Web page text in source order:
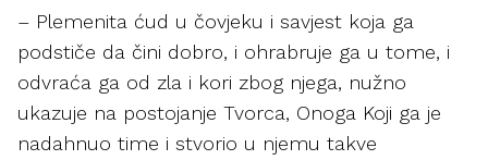
– Plemenita ćud u čovjeku i savjest koja ga
podstiče da čini dobro, i ohrabruje ga u tome, i
odvraća ga od zla i kori zbog njega, nužno
ukazuje na postojanje Tvorca, Onoga Koji ga je
nadahnuo time i stvorio u njemu takve